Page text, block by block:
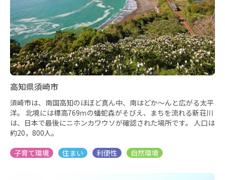
高知県須崎市
須崎市は、南国高知のほぼど真ん中、南はどか～んと広がる太平
洋。 北境には標高769ｍの蟠蛇森がそびえ、まちを流れる新荘川
は、日本で最後にニホンカワウソが確認された場所です。 人口は
約20，800人。